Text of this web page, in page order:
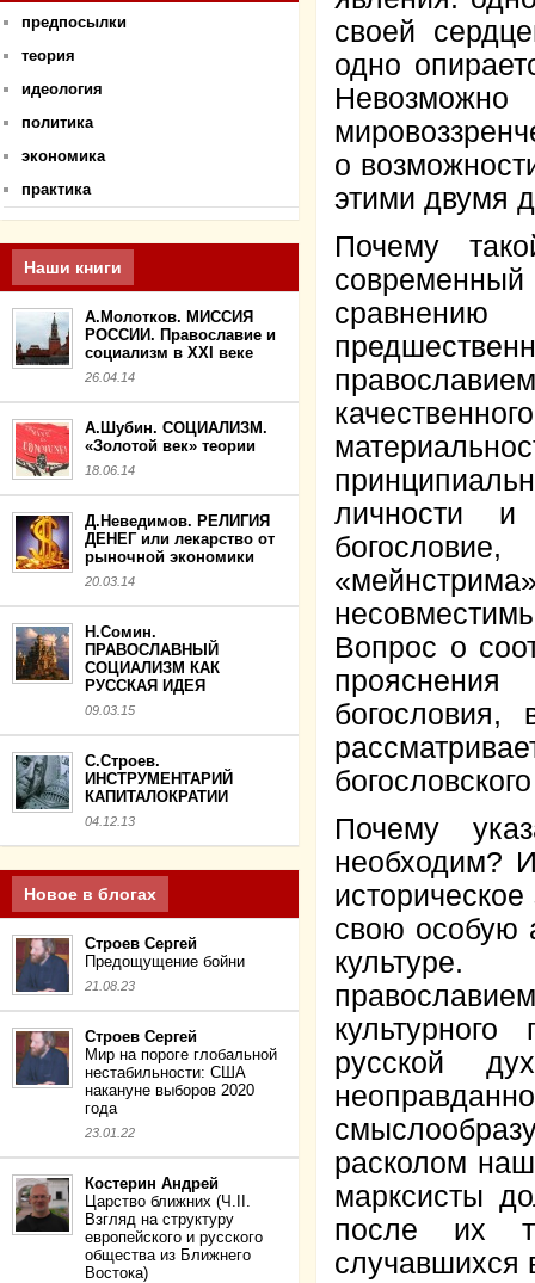
предпосылки
теория
идеология
политика
экономика
практика
Наши книги
А.Молотков. МИССИЯ
РОССИИ. Православие и
социализм в XXI веке
26.04.14
А.Шубин. СОЦИАЛИЗМ.
«Золотой век» теории
18.06.14
Д.Неведимов. РЕЛИГИЯ
ДЕНЕГ или лекарство от
рыночной экономики
20.03.14
Н.Сомин.
ПРАВОСЛАВНЫЙ
СОЦИАЛИЗМ КАК
РУССКАЯ ИДЕЯ
09.03.15
С.Строев.
ИНСТРУМЕНТАРИЙ
КАПИТАЛОКРАТИИ
04.12.13
Новое в блогах
Строев Сергей
Предощущение бойни
21.08.23
Строев Сергей
Мир на пороге глобальной
нестабильности: США
накануне выборов 2020
года
23.01.22
Костерин Андрей
Царство ближних (Ч.II.
Взгляд на структуру
европейского и русского
общества из Ближнего
Востока)
своей
одно
о
этими двумя
Почему
личности
Вопрос о
Почему
необходим?
свою особую
культуре.
культурного
русской
расколом
марксисты
после их
случавшихся